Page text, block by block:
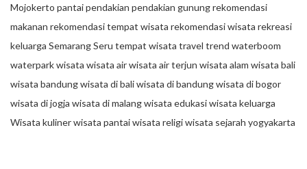
Mojokerto pantaipendakian pendakian gunungrekomendasi
makanan rekomendasi tempat wisata rekomendasi wisata rekreasi
keluarga SemarangSeru tempat wisata travel trend waterboom
waterparkwisata wisata airwisata air terjun wisata alam wisata bali
wisata bandungwisata di baliwisata di bandungwisata di bogor
wisata di jogja wisata di malangwisata edukasiwisata keluarga
Wisata kulinerwisata pantaiwisata religiwisata sejarah yogyakarta